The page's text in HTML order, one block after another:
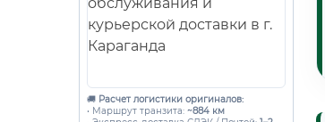
🚚 Расчет логистики оригиналов:
• Маршрут транзита: ~884 км